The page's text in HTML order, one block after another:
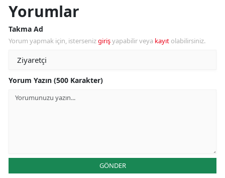
Yorumlar
Takma Ad
Yorum yapmak için, istersenizgirişyapabilir veya kayıt olabilirsiniz.
Yorum Yazın (500 Karakter)
GÖNDER